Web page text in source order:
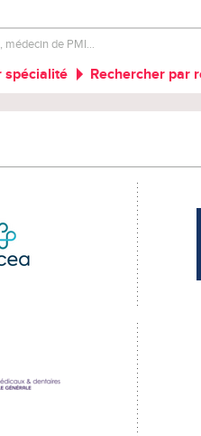
médecin de PMI…
spécialité Rechercher par